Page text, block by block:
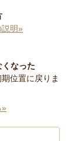
説明»
なった
位置に戻りま
»